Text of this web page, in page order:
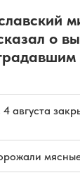
о
августа